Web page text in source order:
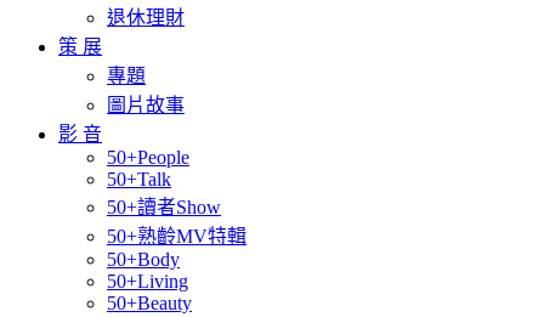
退休理財
策 展
專題
圖片故事
影 音
50+People
50+Talk
50+讀者Show
50+熟齡MV特輯
50+Body
50+Living
50+Beauty